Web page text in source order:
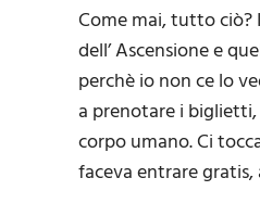
Come mai, tutto
dell’ Ascensione e
perchè io non ce lo
a prenotare i
corpo umano. Ci
faceva entrare